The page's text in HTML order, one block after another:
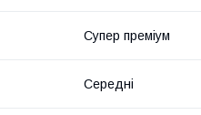
Супер преміум
Середні